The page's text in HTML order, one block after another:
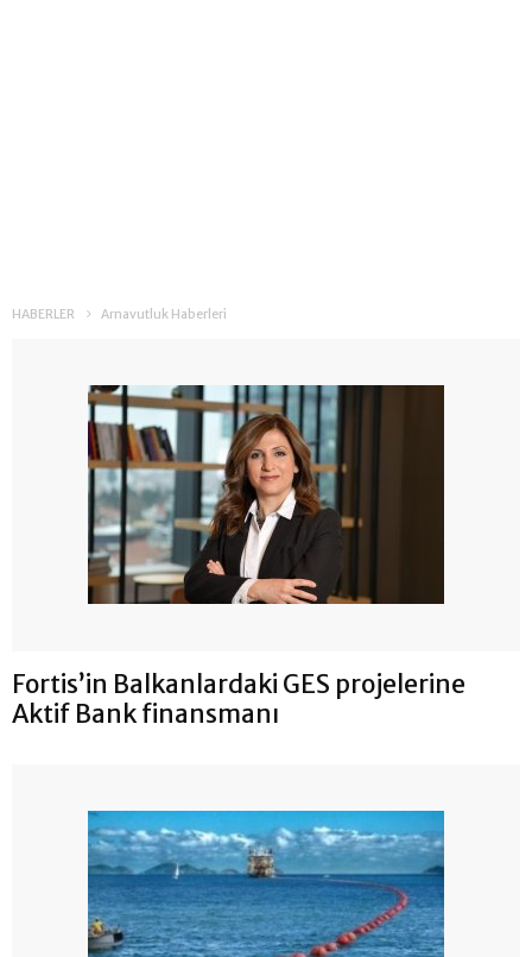
HABERLER Arnavutluk Haberleri
Fortis’in Balkanlardaki GES projelerine
Aktif Bank finansmanı